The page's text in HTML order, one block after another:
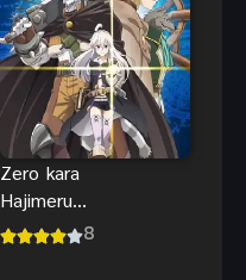
Zero kara
Hajimeru
Mahou no8